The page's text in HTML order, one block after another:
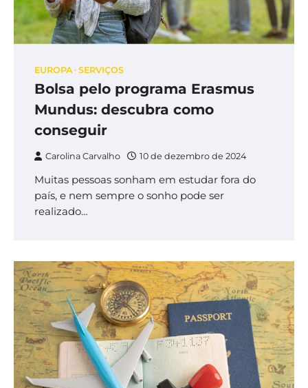
EUROPA SERVIÇOS
Bolsa pelo programa Erasmus
Mundus: descubra como
conseguir
Carolina Carvalho 10 de dezembro de 2024
Muitas pessoas sonham em estudar fora do
país, e nem sempre o sonho pode ser
realizado…